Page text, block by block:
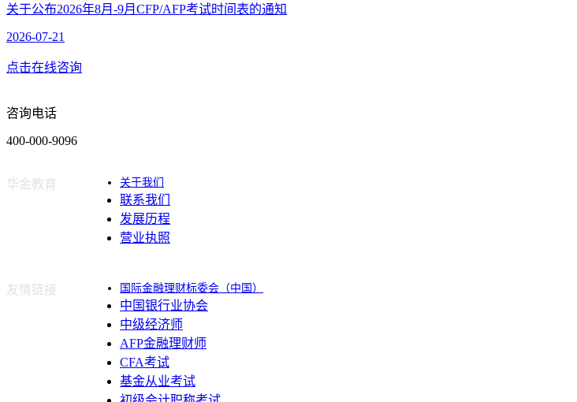
关于公布2026年8月-9月CFP/AFP考试时间表的通知
2026-07-21
点击在线咨询
咨询电话
400-000-9096
华金教育 关于我们
联系我们
发展历程
营业执照
友情链接 国际金融理财标委会（中国）
中国银行业协会
中级经济师
AFP金融理财师
CFA考试
基金从业考试